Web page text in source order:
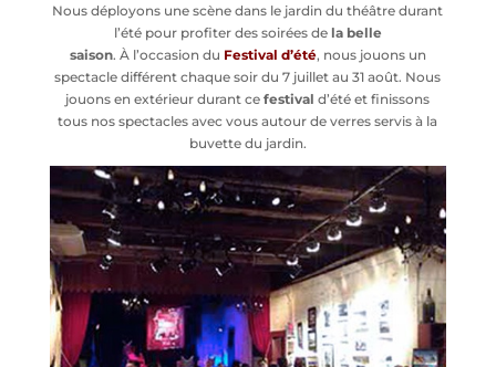
Nous déployons une scène dans le jardin du théâtre durant
l’été pour profiter des soirées de la belle
saison. À l’occasion du Festival d’été, nous jouons un
spectacle différent chaque soir du 7 juillet au 31 août. Nous
jouons en extérieur durant cefestival d’été et finissons
tous nos spectacles avec vous autour de verres servis à la
buvette du jardin.